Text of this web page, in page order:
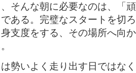
そんな朝に必要なのは、「
ある。完璧なスタートを切
支度をする、その場所へ向
勢いよく走り出す日ではな